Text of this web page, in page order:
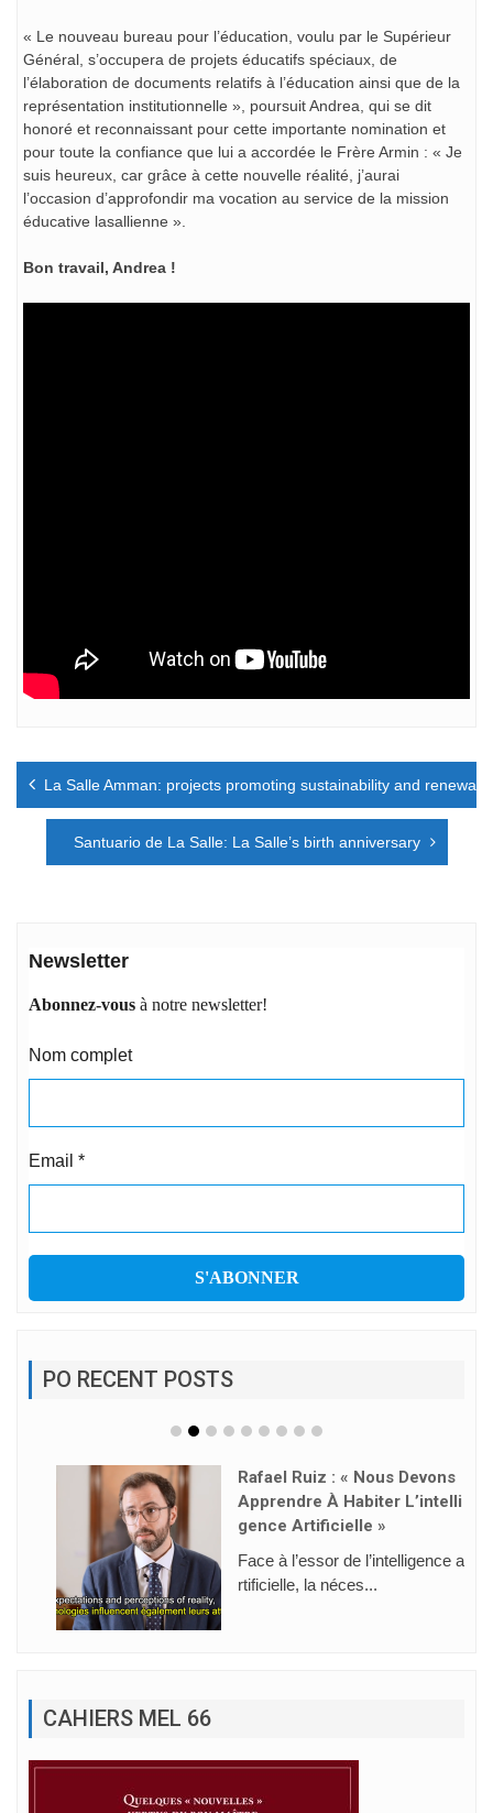
« Le nouveau bureau pour l’éducation, voulu par le Supérieur
Général, s’occupera de projets éducatifs spéciaux, de
l’élaboration de documents relatifs à l’éducation ainsi que de la
représentation institutionnelle », poursuit Andrea, qui se dit
honoré et reconnaissant pour cette importante nomination et
pour toute la confiance que lui a accordée le Frère Armin : « Je
suis heureux, car grâce à cette nouvelle réalité, j’aurai
l’occasion d’approfondir ma vocation au service de la mission
éducative lasallienne ».
Bon travail, Andrea !
Navigation
l’article
La Salle Amman: projects promoting sustainability and
Santuario de La Salle: La Salle’s birth anniversary
Newsletter
Abonnez-vous à notre newsletter!
Nom complet
Email *
PO RECENT POSTS
Rafael Ruiz : « Nous Devons
Apprendre À Habiter L’intelli
Gence Artificielle »
Face à l’essor de l’intelligence a
rtificielle, la néces...
CAHIERS MEL 66